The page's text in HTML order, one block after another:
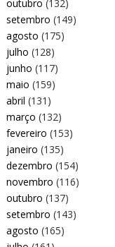
outubro (132)
setembro (149)
agosto (175)
julho (128)
junho (117)
maio (159)
abril (131)
março (132)
fevereiro (153)
janeiro (135)
dezembro (154)
novembro (116)
outubro (137)
setembro (143)
agosto (165)